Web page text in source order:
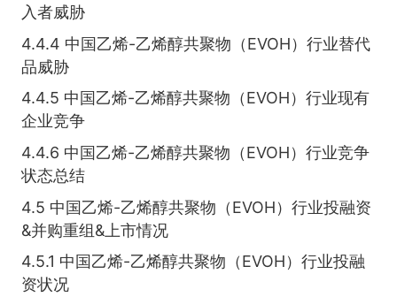
入者威胁
4.4.4 中国乙烯-乙烯醇共聚物（EVOH）行业替代
品威胁
4.4.5 中国乙烯-乙烯醇共聚物（EVOH）行业现有
企业竞争
4.4.6 中国乙烯-乙烯醇共聚物（EVOH）行业竞争
状态总结
4.5 中国乙烯-乙烯醇共聚物（EVOH）行业投融资
&并购重组&上市情况
4.5.1 中国乙烯-乙烯醇共聚物（EVOH）行业投融
资状况